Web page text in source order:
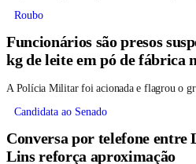
Roubo
Funcionários são presos
kg de leite em pó de fábrica
A Polícia Militar foi acionada e flagrou o
Candidata ao Senado
Conversa por telefone entre
Lins reforça aproximação